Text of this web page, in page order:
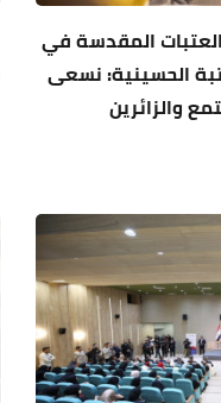
العتبات المقدسة في
الحسينية: نسعى
والزائرين